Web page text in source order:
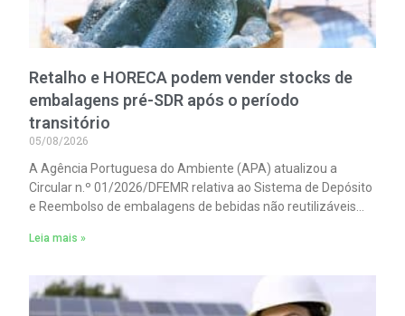
Retalho e HORECA podem vender stocks de
embalagens pré-SDR após o período
transitório
05/08/2026
A Agência Portuguesa do Ambiente (APA) atualizou a
Circular n.º 01/2026/DFEMR relativa ao Sistema de Depósito
e Reembolso de embalagens de bebidas não reutilizáveis
distribuidores, grossistas, estabelecimentos de comércio a
Leia mais »